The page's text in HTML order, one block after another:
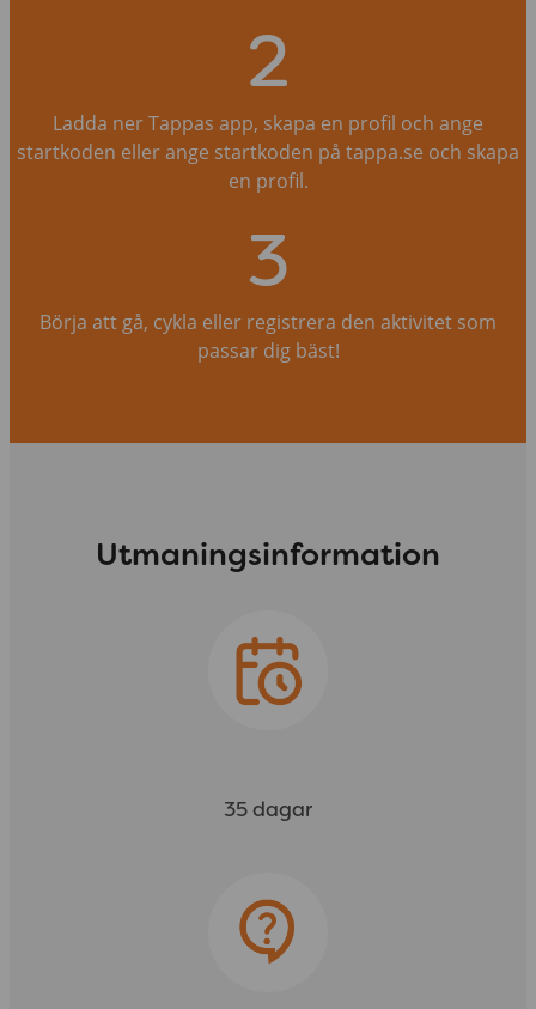
2
Ladda ner Tappas app, skapa en profil och ange
startkoden eller ange startkoden på tappa.se och skapa
en profil.
3
Börja att gå, cykla eller registrera den aktivitet som
passar dig bäst!
Utmaningsinformation
35 dagar